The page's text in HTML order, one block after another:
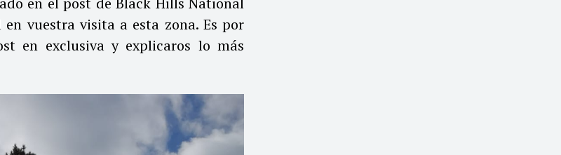
vuestra visita a esta zona. Es por
en exclusiva y explicaros lo más